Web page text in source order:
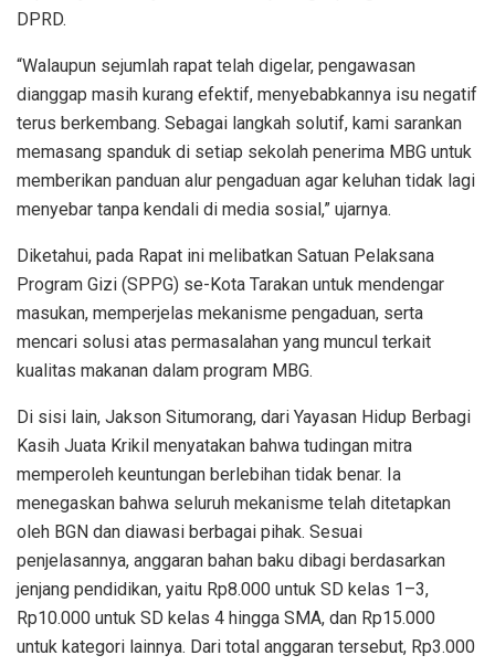
DPRD.
“Walaupun sejumlah rapat telah digelar, pengawasan
dianggap masih kurang efektif, menyebabkannya isu negatif
terus berkembang. Sebagai langkah solutif, kami sarankan
memasang spanduk di setiap sekolah penerima MBG untuk
memberikan panduan alur pengaduan agar keluhan tidak lagi
menyebar tanpa kendali di media sosial,” ujarnya.
Diketahui, pada Rapat ini melibatkan Satuan Pelaksana
Program Gizi (SPPG) se-Kota Tarakan untuk mendengar
masukan, memperjelas mekanisme pengaduan, serta
mencari solusi atas permasalahan yang muncul terkait
kualitas makanan dalam program MBG.
Di sisi lain, Jakson Situmorang, dari Yayasan Hidup Berbagi
Kasih Juata Krikil menyatakan bahwa tudingan mitra
memperoleh keuntungan berlebihan tidak benar. Ia
menegaskan bahwa seluruh mekanisme telah ditetapkan
oleh BGN dan diawasi berbagai pihak. Sesuai
penjelasannya, anggaran bahan baku dibagi berdasarkan
jenjang pendidikan, yaitu Rp8.000 untuk SD kelas 1–3,
Rp10.000 untuk SD kelas 4 hingga SMA, dan Rp15.000
untuk kategori lainnya. Dari total anggaran tersebut, Rp3.000